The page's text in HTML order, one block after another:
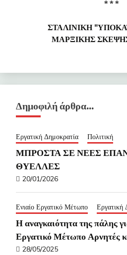
* * *
ΣΤΑΛΙΝΙΚΗ
ΜΑΡΞΙΚΗΣ
Δημοφιλή άρθρα…
Εργατική Δημοκρατία Πολιτική
ΜΠΡΟΣΤΑ ΣΕ ΝΕΕΣ
ΘΥΕΛΛΕΣ
20/01/2026
Ενιαίο Εργατικό Μέτωπο Εργατική
Η αναγκαιότητα της πάλης
Εργατικό Μέτωπο Αρνητές
28/05/2025